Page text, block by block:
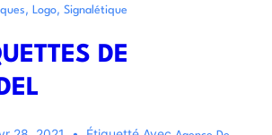
, Logo, Signalétique
DE